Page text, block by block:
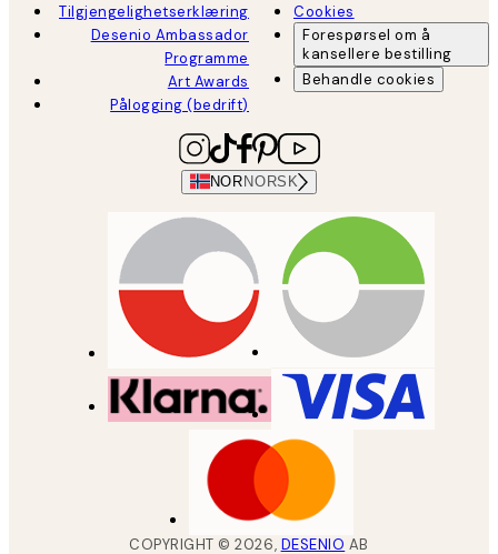
Tilgjengelighetserklæring
Desenio Ambassador
Programme
Art Awards
Pålogging (bedrift)
Cookies
Forespørsel om å
kansellere bestilling
Behandle cookies
NOR NORSK
COPYRIGHT ©2026, DESENIO AB